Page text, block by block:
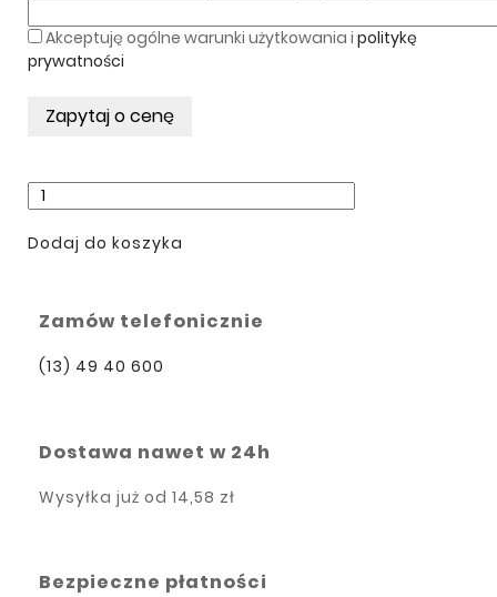
Akceptuję ogólne warunki użytkowania i politykę
prywatności
Dodaj do koszyka
Zamów telefonicznie
(13) 49 40 600
Dostawa nawet w 24h
Wysyłka już od 14,58 zł
Bezpieczne płatności